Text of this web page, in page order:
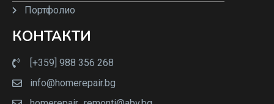
Портфолио
КОНТАКТИ
[+359] 988 356 268
info@homerepair.bg